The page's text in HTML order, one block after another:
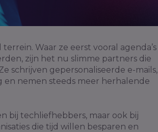
Waar ze eerst vooral agenda’s
zijn het nu slimme partners die
schrijven gepersonaliseerde e-mails,
nemen steeds meer herhalende
bij techliefhebbers, maar ook bij
die tijd willen besparen en